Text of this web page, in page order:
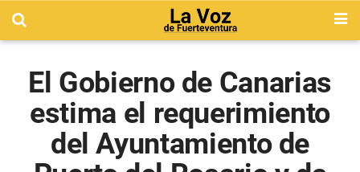
El Gobierno de Canarias
estima el requerimiento
del Ayuntamiento de